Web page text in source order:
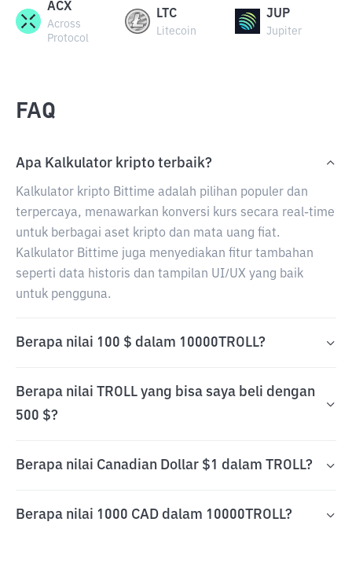
ACX
Across
Protocol
LTC
Litecoin
JUP
Jupiter
FAQ
Apa Kalkulator kripto terbaik?
Kalkulator kripto Bittime adalah pilihan populer dan
terpercaya, menawarkan konversi kurs secara real-time
untuk berbagai aset kripto dan mata uang fiat.
Kalkulator Bittime juga menyediakan fitur tambahan
seperti data historis dan tampilan UI/UX yang baik
untuk pengguna.
Berapa nilai 100 $ dalam 10000TROLL?
Berapa nilai TROLL yang bisa saya beli dengan
500 $?
Berapa nilai Canadian Dollar $1 dalam TROLL?
Berapa nilai 1000 CAD dalam 10000TROLL?